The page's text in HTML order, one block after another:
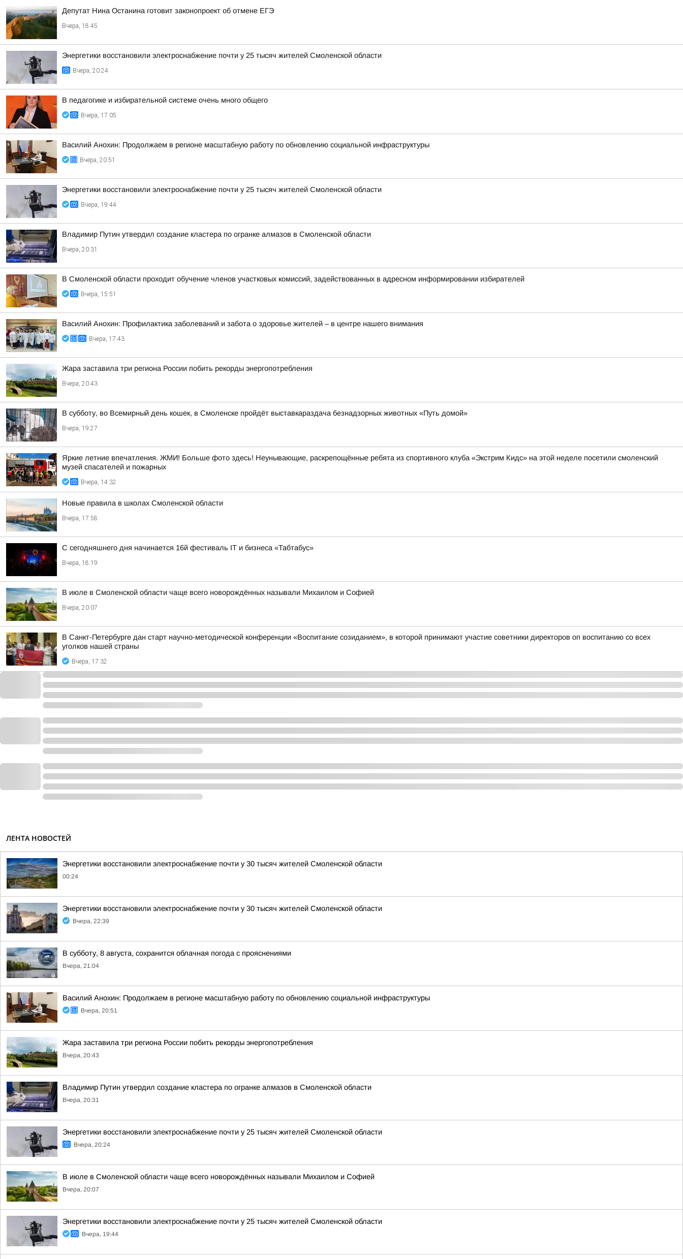
Депутат Нина Останина готовит законопроект об отмене ЕГЭ
Вчера, 18:45
Энергетики восстановили электроснабжение почти у 25 тысяч жителей Смоленской области
Вчера, 20:24
В педагогике и избирательной системе очень много общего
Вчера, 17:05
Василий Анохин: Продолжаем в регионе масштабную работу по обновлению социальной инфраструктуры
Вчера, 20:51
Энергетики восстановили электроснабжение почти у 25 тысяч жителей Смоленской области
Вчера, 19:44
Владимир Путин утвердил создание кластера по огранке алмазов в Смоленской области
Вчера, 20:31
В Смоленской области проходит обучение членов участковых комиссий, задействованных в адресном информировании избирателей
Вчера, 15:51
Василий Анохин: Профилактика заболеваний и забота о здоровье жителей – в центре нашего внимания
Вчера, 17:43
Жара заставила три региона России побить рекорды энергопотребления
Вчера, 20:43
В субботу, во Всемирный день кошек, в Смоленске пройдёт выставкараздача безнадзорных животных «Путь домой»
Вчера, 19:27
Яркие летние впечатления. ЖМИ! Больше фото здесь! Неунывающие, раскрепощённые ребята из спортивного клуба «Экстрим Кидс» на этой неделе посетили смоленский
музей спасателей и пожарных
Вчера, 14:32
Новые правила в школах Смоленской области
Вчера, 17:58
С сегодняшнего дня начинается 16й фестиваль IT и бизнеса «Табтабус»
Вчера, 18:19
В июле в Смоленской области чаще всего новорождённых называли Михаилом и Софией
Вчера, 20:07
В Санкт-Петербурге дан старт научно-методической конференции «Воспитание созиданием», в которой принимают участие советники директоров оп воспитанию со всех
уголков нашей страны
Вчера, 17:32
ЛЕНТА НОВОСТЕЙ
Энергетики восстановили электроснабжение почти у 30 тысяч жителей Смоленской области
00:24
Энергетики восстановили электроснабжение почти у 30 тысяч жителей Смоленской области
Вчера, 22:39
В субботу, 8 августа, сохранится облачная погода с прояснениями
Вчера, 21:04
Василий Анохин: Продолжаем в регионе масштабную работу по обновлению социальной инфраструктуры
Вчера, 20:51
Жара заставила три региона России побить рекорды энергопотребления
Вчера, 20:43
Владимир Путин утвердил создание кластера по огранке алмазов в Смоленской области
Вчера, 20:31
Энергетики восстановили электроснабжение почти у 25 тысяч жителей Смоленской области
Вчера, 20:24
В июле в Смоленской области чаще всего новорождённых называли Михаилом и Софией
Вчера, 20:07
Энергетики восстановили электроснабжение почти у 25 тысяч жителей Смоленской области
Вчера, 19:44